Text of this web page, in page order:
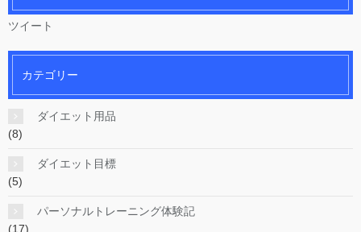
ツイート
カテゴリー
ダイエット用品
(8)
ダイエット目標
(5)
パーソナルトレーニング体験記
(17)